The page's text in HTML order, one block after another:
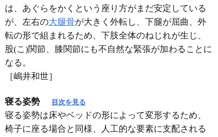
は、あぐらをかくという座り方がまだ安定している
が、左右の大腿骨が大きく外転し、下腿が屈曲、外
転の形で組まれるため、下肢全体のねじれが生じ、
股(こ)関節、膝関節にも不自然な緊張が加わることに
なる。
［嶋井和世］
寝る姿勢 目次を見る
寝る姿勢は床やベッドの形によって変形するため、
椅子に座る場合と同様、人工的な要素に支配される